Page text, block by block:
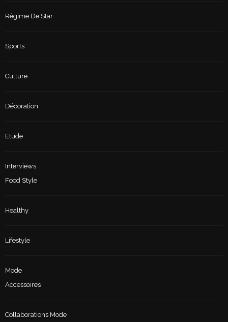
Régime De Star
Sports
Culture
Décoration
Etude
Interviews
Food Style
Healthy
Lifestyle
Mode
Accessoires
Collaborations Mode